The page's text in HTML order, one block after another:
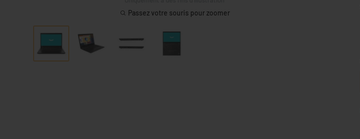
Passez votre souris pour zoomer